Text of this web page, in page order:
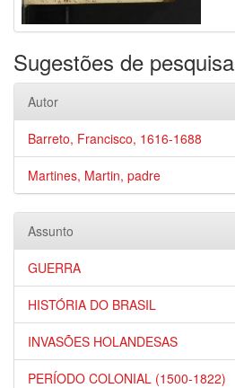
Sugestões de pesquisa
Autor
Barreto, Francisco, 1616-1688
Martines, Martin, padre
Assunto
GUERRA
HISTÓRIA DO BRASIL
INVASÕES HOLANDESAS
PERÍODO COLONIAL (1500-1822)